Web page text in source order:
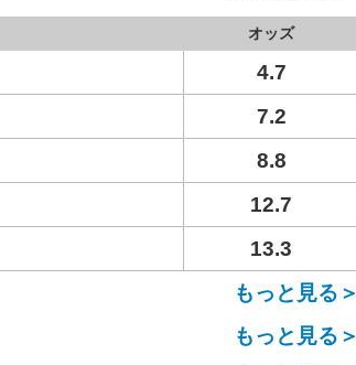
オッズ
4.7
7.2
8.8
12.7
13.3
もっと見る＞
もっと見る＞